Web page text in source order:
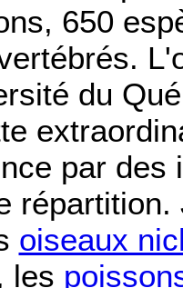
650
du
par
oiseaux
les